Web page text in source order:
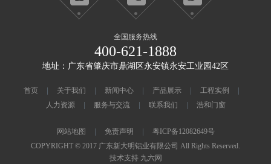
全国服务热线
400-621-1888
地址：广东省肇庆市鼎湖区永安镇永安工业园42区
首页 关于我们 新闻中心 产品展示
工程实例
人力资源
服务与交流 联系我们 浩和门窗
网站地图 免责声明
粤ICP备12082649号
COPYRIGHT © 2017 广东新大明铝业有限公司 All Rights Reserved.
技术支持 九六网